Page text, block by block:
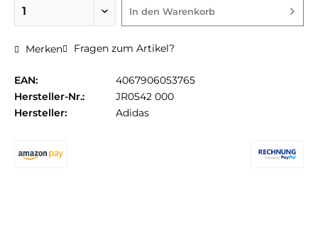
In den Warenkorb
Merken Fragen zum Artikel?
EAN:
4067906053765
Hersteller-Nr.:
JR0542 000
Hersteller:
Adidas